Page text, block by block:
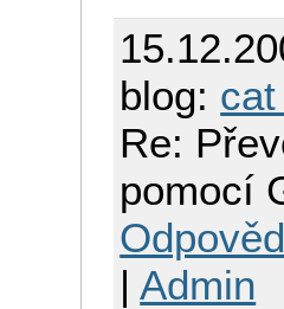
blog:
Re:
pomocí
|Admin